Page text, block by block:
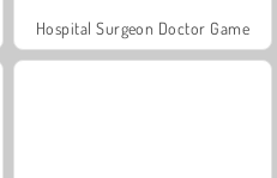
Hospital Surgeon Doctor Game